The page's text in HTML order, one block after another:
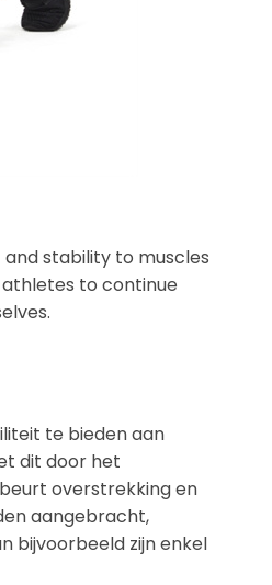
stability to muscles
athletes to continue
te bieden aan
dit door het
overstrekking en
aangebracht,
bijvoorbeeld zijn enkel